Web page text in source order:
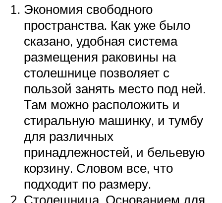
Экономия свободного
пространства. Как уже было
сказано, удобная система
размещения раковины на
столешнице позволяет с
пользой занять место под ней.
Там можно расположить и
стиральную машинку, и тумбу
для различных
принадлежностей, и бельевую
корзину. Словом все, что
подходит по размеру.
Столешница. Основанием для